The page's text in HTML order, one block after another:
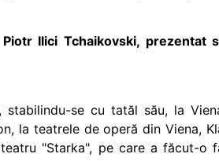
Ilici Tchaikovski, prezentat
stabilindu-se cu tatăl său, la
la teatrele de operă din Viena,
"Starka", pe care a făcut-o